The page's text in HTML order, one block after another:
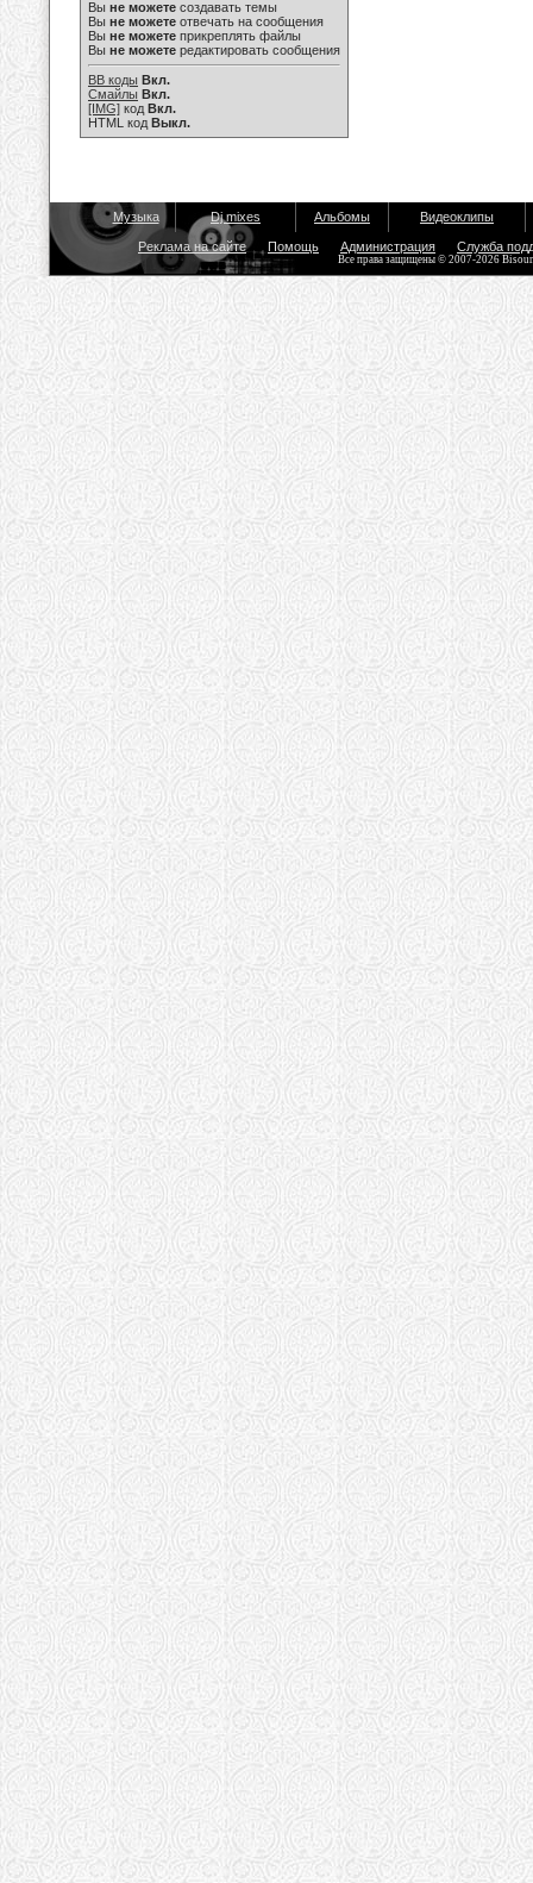
Вы не можете создавать темы
Вы не можете отвечать на сообщения
Вы не можете прикреплять файлы
Вы не можете редактировать сообщения
BB коды Вкл.
Смайлы Вкл.
[IMG] код Вкл.
HTML код Выкл.
Музыка Dj mixes Альбомы Видеоклипы
Реклама на сайте Помощь Администрация Служба
Все права защищены © 2007-2026